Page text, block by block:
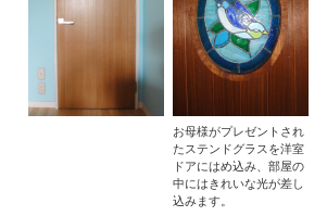
お母様がプレゼントされ
たステンドグラスを洋室
ドアにはめ込み、部屋の
中にはきれいな光が差し
込みます。